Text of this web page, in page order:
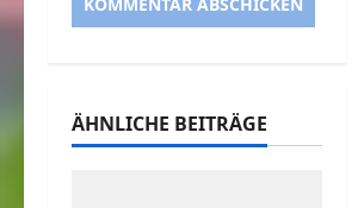
ÄHNLICHE BEITRÄGE